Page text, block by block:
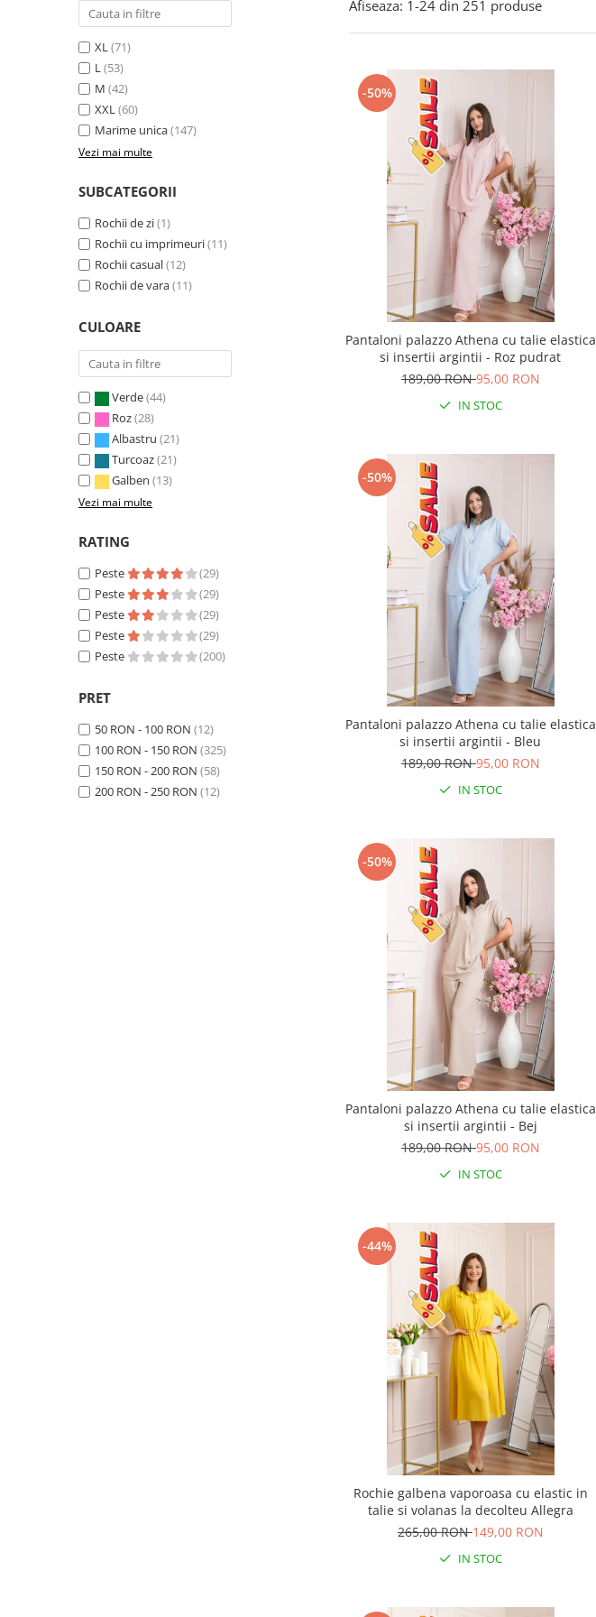
XL(71)
L(53)
M (42)
XXL(60)
Marime unica(147)
Vezi mai multe
SUBCATEGORII
Rochii de zi(1)
Rochii cu imprimeuri(11)
Rochii casual(12)
Rochii de vara(11)
CULOARE
Verde(44)
Roz(28)
Albastru (21)
Turcoaz(21)
Galben (13)
Vezi mai multe
RATING
Peste
(29)
Peste
(29)
Peste
(29)
Peste
(29)
Peste
(200)
PRET
50 RON - 100 RON (12)
100 RON - 150 RON (325)
150 RON - 200 RON (58)
200 RON - 250 RON (12)
Afiseaza: 1-24 din 251 produse
-50%
Pantaloni palazzo Athena cu talie elastica
si insertii argintii - Roz pudrat
189,00 RON95,00 RON
IN STOC
-50%
Pantaloni palazzo Athena cu talie elastica
si insertii argintii - Bleu
189,00 RON95,00 RON
IN STOC
-50%
Pantaloni palazzo Athena cu talie elastica
si insertii argintii - Bej
189,00 RON95,00 RON
IN STOC
-44%
Rochie galbena vaporoasa cu elastic in
talie si volanas la decolteu Allegra
265,00 RON149,00 RON
IN STOC